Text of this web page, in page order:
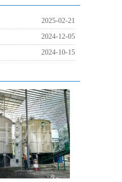
2025-02-21
2024-12-05
2024-10-15